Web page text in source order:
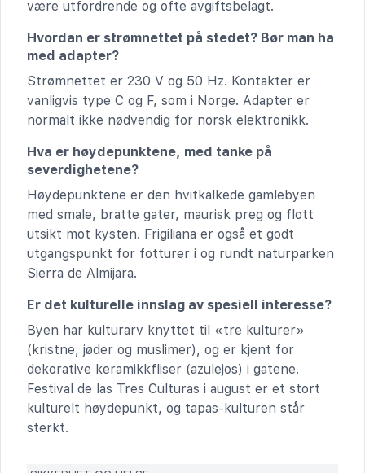
være utfordrende og ofte avgiftsbelagt.
Hvordan er strømnettet på stedet? Bør man ha
med adapter?
Strømnettet er 230 V og 50 Hz. Kontakter er
vanligvis type C og F, som i Norge. Adapter er
normalt ikke nødvendig for norsk elektronikk.
Hva er høydepunktene, med tanke på
severdighetene?
Høydepunktene er den hvitkalkede gamlebyen
med smale, bratte gater, maurisk preg og flott
utsikt mot kysten. Frigiliana er også et godt
utgangspunkt for fotturer i og rundt naturparken
Sierra de Almijara.
Er det kulturelle innslag av spesiell interesse?
Byen har kulturarv knyttet til «tre kulturer»
(kristne, jøder og muslimer), og er kjent for
dekorative keramikkfliser (azulejos) i gatene.
Festival de las Tres Culturas i august er et stort
kulturelt høydepunkt, og tapas-kulturen står
sterkt.